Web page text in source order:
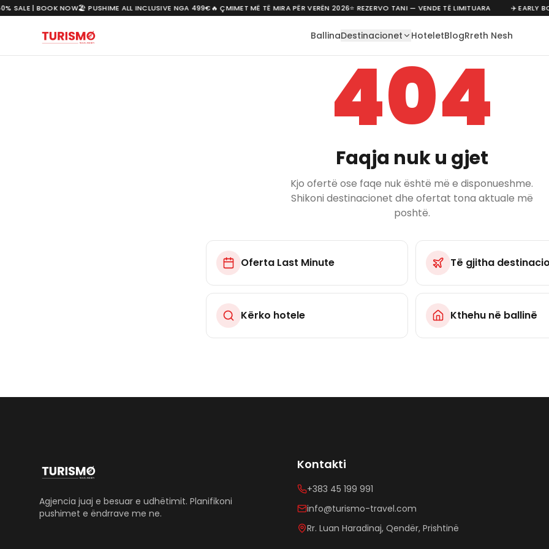
SALE | BOOK NOW🏖️ PUSHIME ALL INCLUSIVE NGA 499€🔥 ÇMIMET MË TË MIRA PËR VERËN 2026⭐ REZERVO TANI — VENDE TË LIMITUARA ✈️ EARLY
BallinaDestinacionet HoteletBlogRreth Nesh
404
Faqja nuk u gjet
Kjo ofertë ose faqe nuk është më e disponueshme.
Shikoni destinacionet dhe ofertat tona aktuale më
poshtë.
Oferta Last Minute Të gjitha
Kërko hotele Kthehu në ballinë
Agjencia juaj e besuar e udhëtimit. Planifikoni
pushimet e ëndrrave me ne.
Kontakti
+383 45 199 991
info@turismo-travel.com
Rr. Luan Haradinaj, Qendër, Prishtinë